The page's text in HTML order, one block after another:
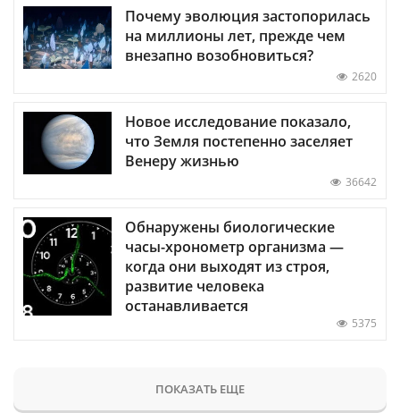
Почему эволюция застопорилась
на миллионы лет, прежде чем
внезапно возобновиться?
2620
Новое исследование показало,
что Земля постепенно заселяет
Венеру жизнью
36642
Обнаружены биологические
часы-хронометр организма —
когда они выходят из строя,
развитие человека
останавливается
5375
ПОКАЗАТЬ ЕЩЕ